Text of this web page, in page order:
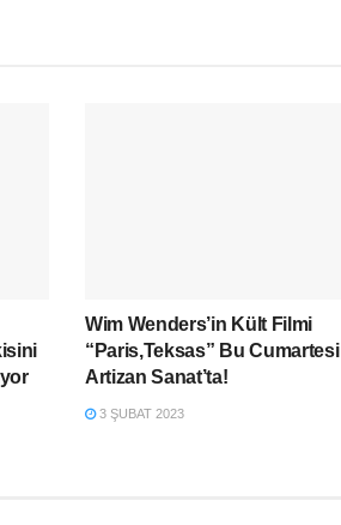
Wim Wenders’in Kült Filmi
“Paris,Teksas” Bu Cumartesi
Artizan Sanat’ta!
3 ŞUBAT 2023